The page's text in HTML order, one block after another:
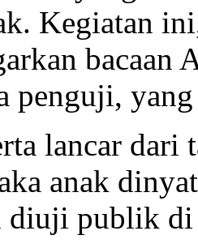
Kegiatan
bacaan
penguji,
lancar
anak
diuji publik di